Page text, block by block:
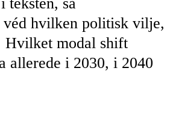
véd hvilken politisk vilje,
Hvilket modal shift
allerede i 2030, i 2040